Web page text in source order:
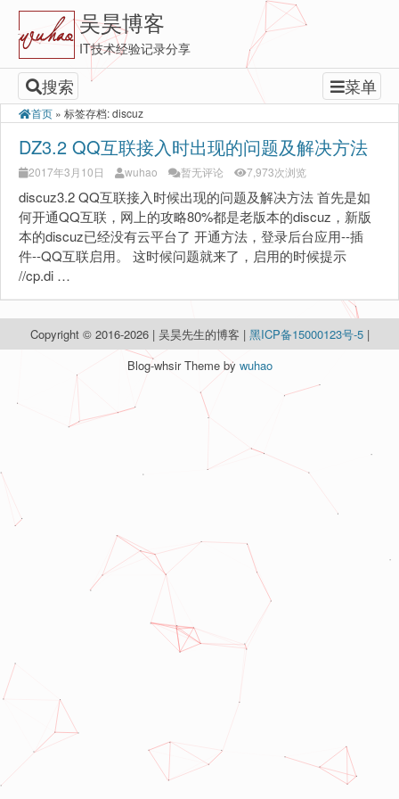
吴昊博客
IT技术经验记录分享
搜索 菜单
首页 » 标签存档: discuz
DZ3.2 QQ互联接入时出现的问题及解决方法
2017年3月10日 wuhao 暂无评论 7,973次浏览
discuz3.2 QQ互联接入时候出现的问题及解决方法 首先是如
何开通QQ互联，网上的攻略80%都是老版本的discuz，新版
本的discuz已经没有云平台了 开通方法，登录后台应用--插
件--QQ互联启用。 这时候问题就来了，启用的时候提示
//cp.di …
Copyright © 2016-2026 | 吴昊先生的博客 | 黑ICP备15000123号-5 |
Blog-whsir Theme by wuhao